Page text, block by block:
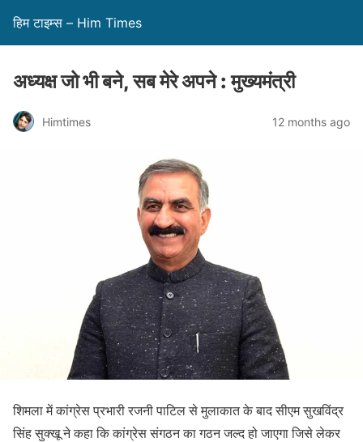
हिम टाइम्स – Him Times
अध्यक्ष जो भी बने, सब मेरे अपने : मुख्यमंत्री
Himtimes 12 months ago
शिमला में कांग्रेस प्रभारी रजनी पाटिल से मुलाकात के बाद सीएम सुखविंद्र
सिंह सुक्खू ने कहा कि कांग्रेस संगठन का गठन जल्द हो जाएगा जिसे लेकर